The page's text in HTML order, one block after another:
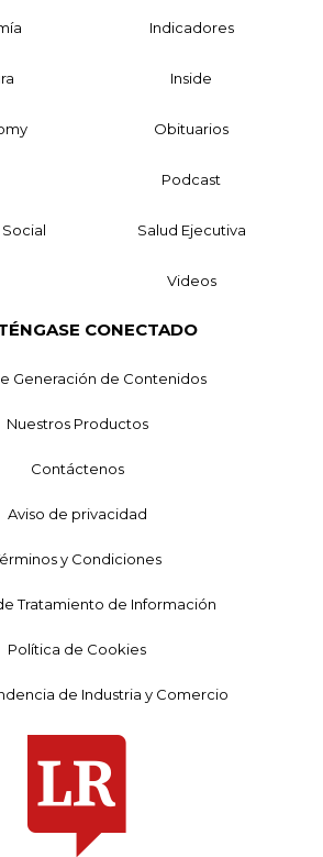
Indicadores
Inside
Obituarios
Podcast
Salud Ejecutiva
Videos
CONECTADO
Generación de Contenidos
Nuestros Productos
Contáctenos
Aviso de privacidad
y Condiciones
Tratamiento de Información
Política de Cookies
de Industria y Comercio